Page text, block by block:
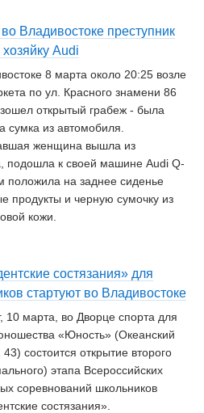
Владивостоке преступник
Audi
8 марта около 20:25 возле
по ул. Красного знамени 86
открытый грабеж - была
сумка из автомобиля.
женщина вышла из
подошла к своей машине Audi Q-
положила на заднее сиденье
продукты и черную сумочку из
кожи.
состязания» для
стартуют во Владивостоке
10 марта, во Дворце спорта для
«Юность» (Океанский
43) состоится открытие второго
этапа Всероссийских
соревнований школьников
состязания».